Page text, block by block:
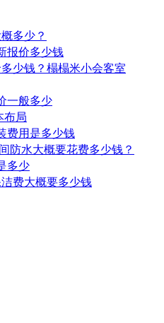
多少？
报价多少钱
少钱？榻榻米小会客室
一般多少
布局
费用是多少钱
防水大概要花费多少钱？
多少
洁费大概要多少钱